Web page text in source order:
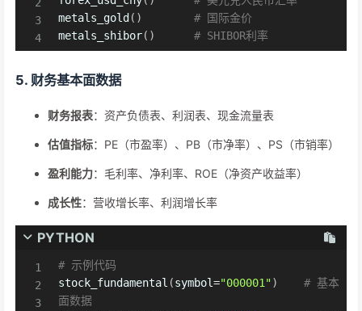
metals_gold ( )
# 国际金价
metals_shibor( ) # SHIBOR利率
5. 财务基本面数据
财务报表：资产负债表、利润表、现金流量表
估值指标：PE（市盈率）、PB（市净率）、PS（市销率）
盈利能力：毛利率、净利率、ROE（净资产收益率）
成长性：营收增长率、利润增长率
PYTHON
# 示例代码
stock_fundamental (symbol="000001")
# 基本
面数据